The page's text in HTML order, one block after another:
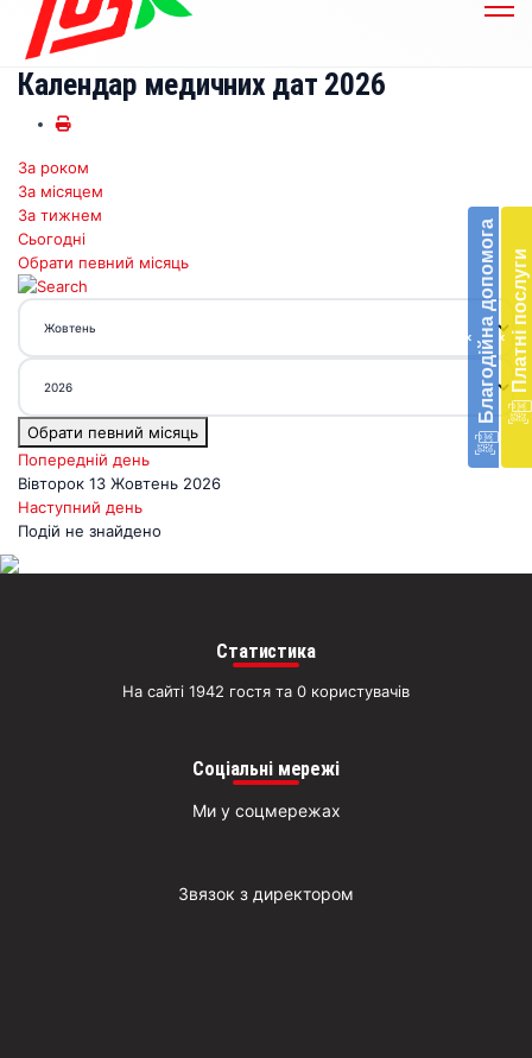
‹ Благодійна допомогав
‹ Платні послуги
Календар медичних дат 2026
За роком
За місяцем
За тижнем
Сьогодні
Обрати певний місяць
Обрати певний місяць
Попередній день
Вівторок 13 Жовтень 2026
Наступний день
Подій не знайдено
Статистика
На сайті 1942 гостя та 0 користувачів
Соціальні мережі
Ми у соцмережах
Звязок з директором